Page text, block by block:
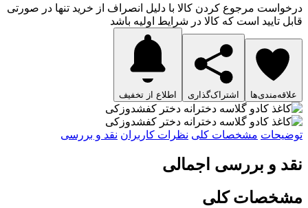
درخواست مرجوع کردن کالا با دلیل انصراف از خرید تنها در صورتی
قابل تایید است که کالا در شرایط اولیه باشد
علاقه‌مندی‌ها اشتراک‌گذاری اطلاع از تخفیف
توضیحات مشخصات کلی نظرات کاربران نقد و بررسی
نقد و بررسی اجمالی
مشخصات کلی